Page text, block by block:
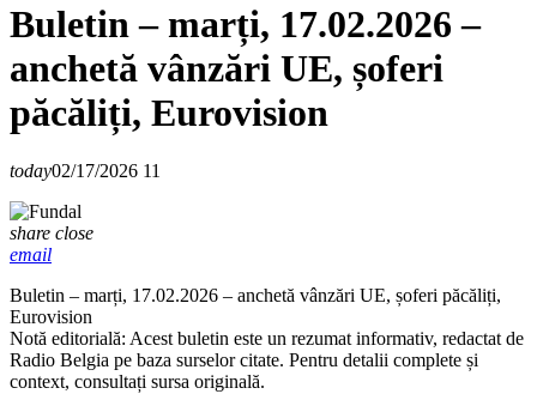
Buletin – marți, 17.02.2026 –
anchetă vânzări UE, șoferi
păcăliți, Eurovision
today02/17/2026 11
share close
email
Buletin – marți, 17.02.2026 – anchetă vânzări UE, șoferi păcăliți,
Eurovision
Notă editorială: Acest buletin este un rezumat informativ, redactat de
Radio Belgia pe baza surselor citate. Pentru detalii complete și
context, consultați sursa originală.